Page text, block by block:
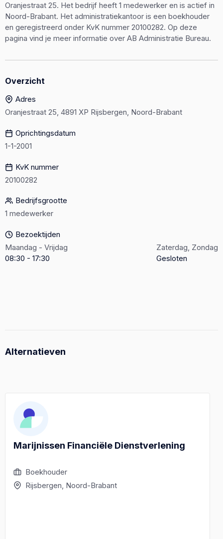
Oranjestraat 25. Het bedrijf heeft 1 medewerker en is actief in
Noord-Brabant. Het administratiekantoor is een boekhouder
en geregistreerd onder KvK nummer 20100282. Op deze
pagina vind je meer informatie over AB Administratie Bureau.
Overzicht
Adres
Oranjestraat 25, 4891 XP Rijsbergen, Noord-Brabant
Oprichtingsdatum
1-1-2001
KvK nummer
20100282
Bedrijfsgrootte
1 medewerker
Bezoektijden
Maandag - Vrijdag
08:30 - 17:30
Zaterdag, Zondag
Gesloten
Alternatieven
Marijnissen Financiële Dienstverlening
Boekhouder
Rijsbergen, Noord-Brabant